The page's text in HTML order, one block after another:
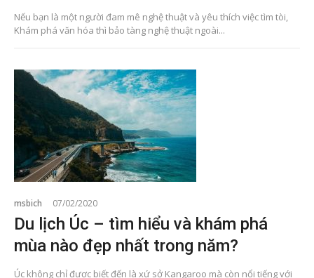
Nếu bạn là một người đam mê nghệ thuật và yêu thích việc tìm tòi,
Khám phá văn hóa thì bảo tàng nghệ thuật ngoài...
msbich 07/02/2020
Du lịch Úc – tìm hiểu và khám phá
mùa nào đẹp nhất trong năm?
Úc không chỉ được biết đến là xứ sở Kangaroo mà còn nổi tiếng với